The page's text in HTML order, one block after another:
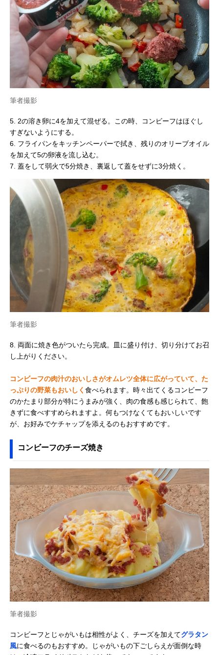
筆者撮影
5. 2の溶き卵に4を加えて混ぜる。この時、コンビーフはほぐし
すぎないようにする。
6. フライパンをキッチンペーパーで拭き、残りのオリーブオイル
を加えて5の卵液を流し込む。
7. 蓋をして弱火で5分焼き、裏返して蓋をせずに3分焼く。
筆者撮影
8. 両面に焼き色がついたら完成。皿に盛り付け、切り分けてお召
し上がりください。
コンビーフの肉汁のおいしさがオムレツ全体に広がっていて、た
っぷりの野菜もおいしく 食べられます。時々出てくるコンビーフ
のかたまり部分が特にうまみが強く、肉の食感も感じられて、飽
きずに食べすすめられますよ。何もつけなくてもおいしいです
が、お好みでケチャップを添えるのもおすすめです。
コンビーフのチーズ焼き
筆者撮影
コンビーフとじゃがいもは相性がよく、チーズを加えてグラタン
風に食べるのもおすすめ。じゃがいもの下ごしらえが面倒な時